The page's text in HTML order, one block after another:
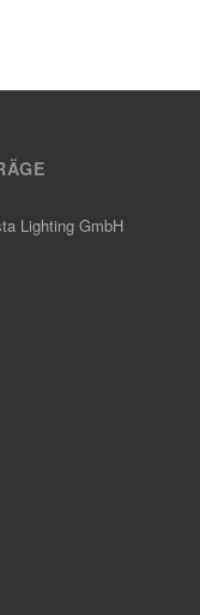
Lighting GmbH